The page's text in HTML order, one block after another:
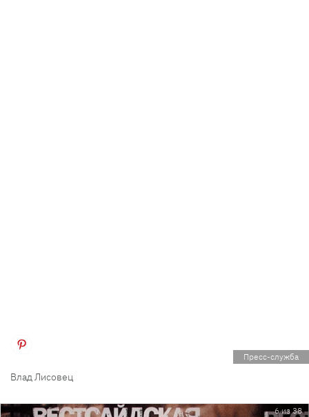
Пресс-служба
Влад Лисовец
6 из 38